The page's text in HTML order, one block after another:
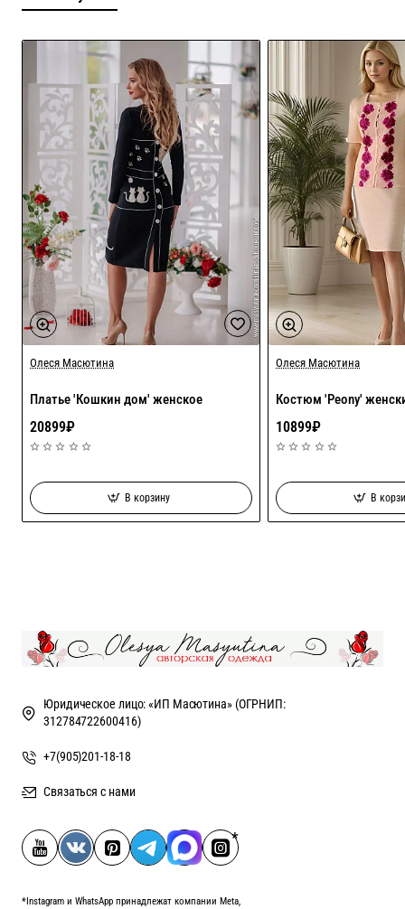
Олеся Масютина
Платье 'Кошкин дом' женское
20899₽
В корзину
Олеся Масютина
Костюм 'Peony'
10899₽
В
Юридическое лицо: «ИП Масютина» (ОГРНИП:
312784722600416)
+7(905)201-18-18
Связаться с нами
*Instagram и WhatsApp принадлежат компании Meta,